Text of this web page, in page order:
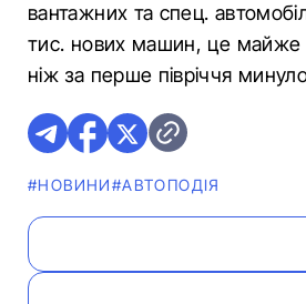
вантажних та спец.
тис. нових машин, це майже
ніж за перше півріччя
#НОВИНИ#АВТОПОДІЯ